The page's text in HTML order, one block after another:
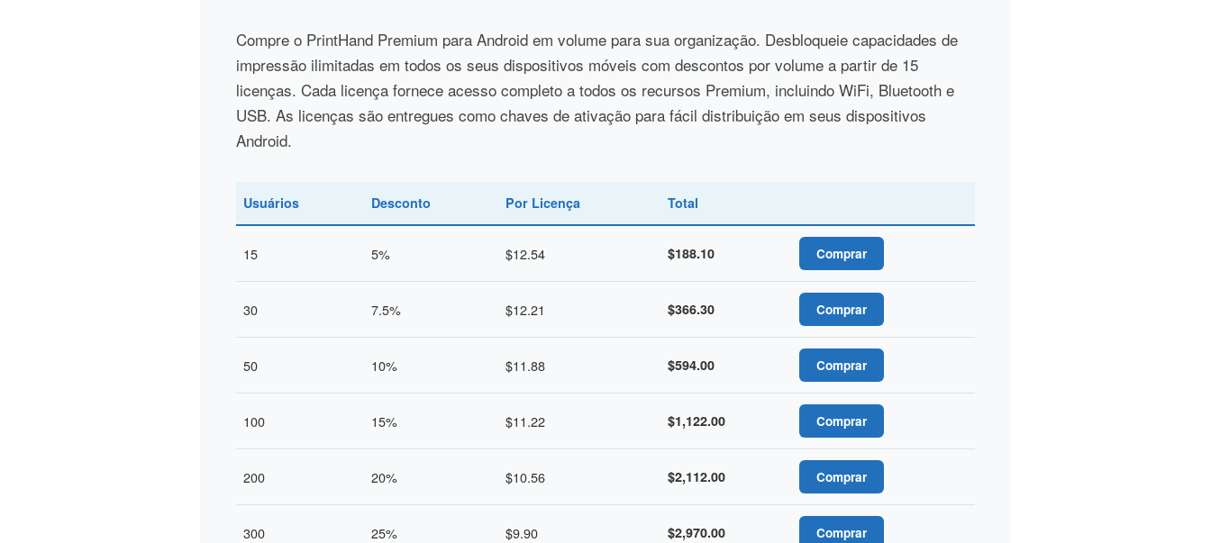
Compre o PrintHand Premium para Android em volume para sua organização. Desbloqueie capacidades de
impressão ilimitadas em todos os seus dispositivos móveis com descontos por volume a partir de 15
licenças. Cada licença fornece acesso completo a todos os recursos Premium, incluindo WiFi, Bluetooth e
USB. As licenças são entregues como chaves de ativação para fácil distribuição em seus dispositivos
Android.
Usuários Desconto Por Licença Total
15 5% $12.54 $188.10 Comprar
30 7.5% $12.21 $366.30 Comprar
50 10% $11.88 $594.00 Comprar
100 15% $11.22 $1,122.00 Comprar
200 20% $10.56 $2,112.00 Comprar
300 25% $9.90 $2,970.00 Comprar